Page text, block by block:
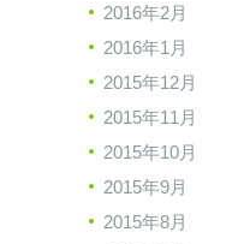
2016年2月
2016年1月
2015年12月
2015年11月
2015年10月
2015年9月
2015年8月